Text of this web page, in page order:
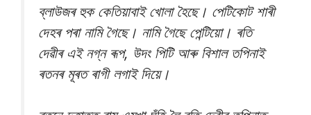
ব্লাউজৰ হুক কেতিয়াবাই খোলা হৈছে। পেটিকোট শাৰী
দেহৰ পৰা নামি গৈছে। নামি গৈছে পেন্টিয়ো। ৰতি
দেৱীৰ এই নগ্ন ৰূপ, উদং পিটি আৰু বিশাল তপিনাই
ৰতনৰ মূৰত ৰাগী লগাই দিয়ে।